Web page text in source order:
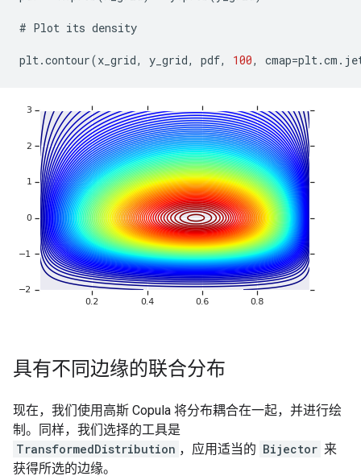
# Plot its density
plt.contour(x_grid, y_grid, pdf, 100, cmap=plt.cm .
具有不同边缘的联合分布
现在，我们使用高斯 Copula 将分布耦合在一起，并进行绘
制。同样，我们选择的工具是
TransformedDistribution ，应用适当的 Bijector 来
获得所选的边缘。